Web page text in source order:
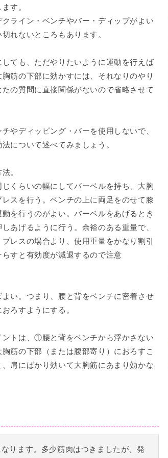
す。
ライン・ベンチやバー・ディップがよい
れないところもあります。
ても、ただやりたいように運動を行えば
筋の下部に効かすには、それなりのやり
の質問に直接関係がないので省略させて
やディッピング・バーを使用しないで、
について述べてみましょう。
。
くらいの幅にしてバーベルを持ち、大胸
スを行う。ベンチの上に両足をのせて膝
を行うのがよい。バーベルをあげるとき
あげるように行う。余裕のある重量で、
レスの場合より、使用重量をかなり割引
すと有効度が減退するので注意
い。つまり、腰と背をベンチに密着させ
ろすようにする。
トは、①腰と背をベンチから浮かさない
筋の下部（または腹部寄り）におろすこ
肩にばかり効いて大胸筋にあまり効かな
ります。多少筋肉はつきましたが、発